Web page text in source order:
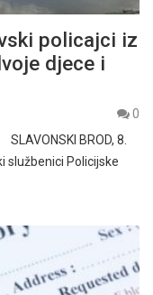
policajci iz
djece i
0
BROD, 8.
službenici Policijske